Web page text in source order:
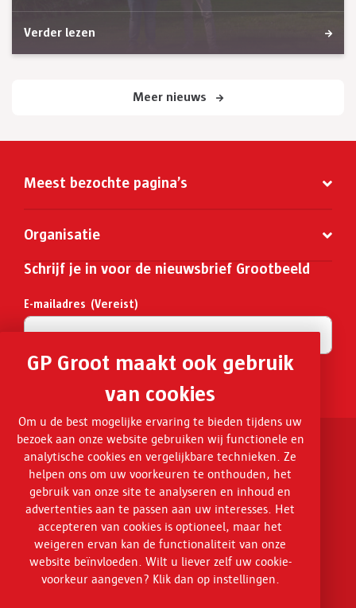
Verder lezen
Meer nieuws
Meest bezochte pagina’s
Organisatie
Schrijf je in voor de nieuwsbrief Grootbeeld
E-mailadres (Vereist)
Volg ons op Facebook
Volg ons op LinkedIn
Disclaimer en privacy
Algemene voorwaarden GP Groot advies en infrarealisatie
GP Groot maakt ook gebruik
van cookies
Om u de best mogelijke ervaring te bieden tijdens uw
bezoek aan onze website gebruiken wij functionele en
analytische cookies en vergelijkbare technieken. Ze
helpen ons om uw voorkeuren te onthouden, het
gebruik van onze site te analyseren en inhoud en
advertenties aan te passen aan uw interesses. Het
accepteren van cookies is optioneel, maar het
weigeren ervan kan de functionaliteit van onze
website beïnvloeden. Wilt u liever zelf uw cookie-
voorkeur aangeven? Klik dan op instellingen.